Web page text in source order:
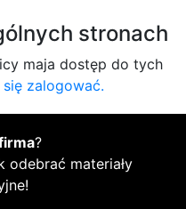
stronach
maja dostęp do tych
zalogować.
?
odebrać materiały